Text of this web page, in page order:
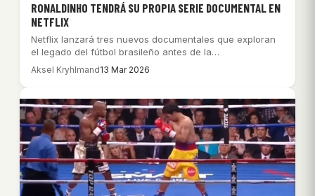
RONALDINHO TENDRÁ SU PROPIA SERIE DOCUMENTAL EN
NETFLIX
Netflix lanzará tres nuevos documentales que exploran
el legado del fútbol brasileño antes de la…
Aksel Kryhlmand13 Mar 2026